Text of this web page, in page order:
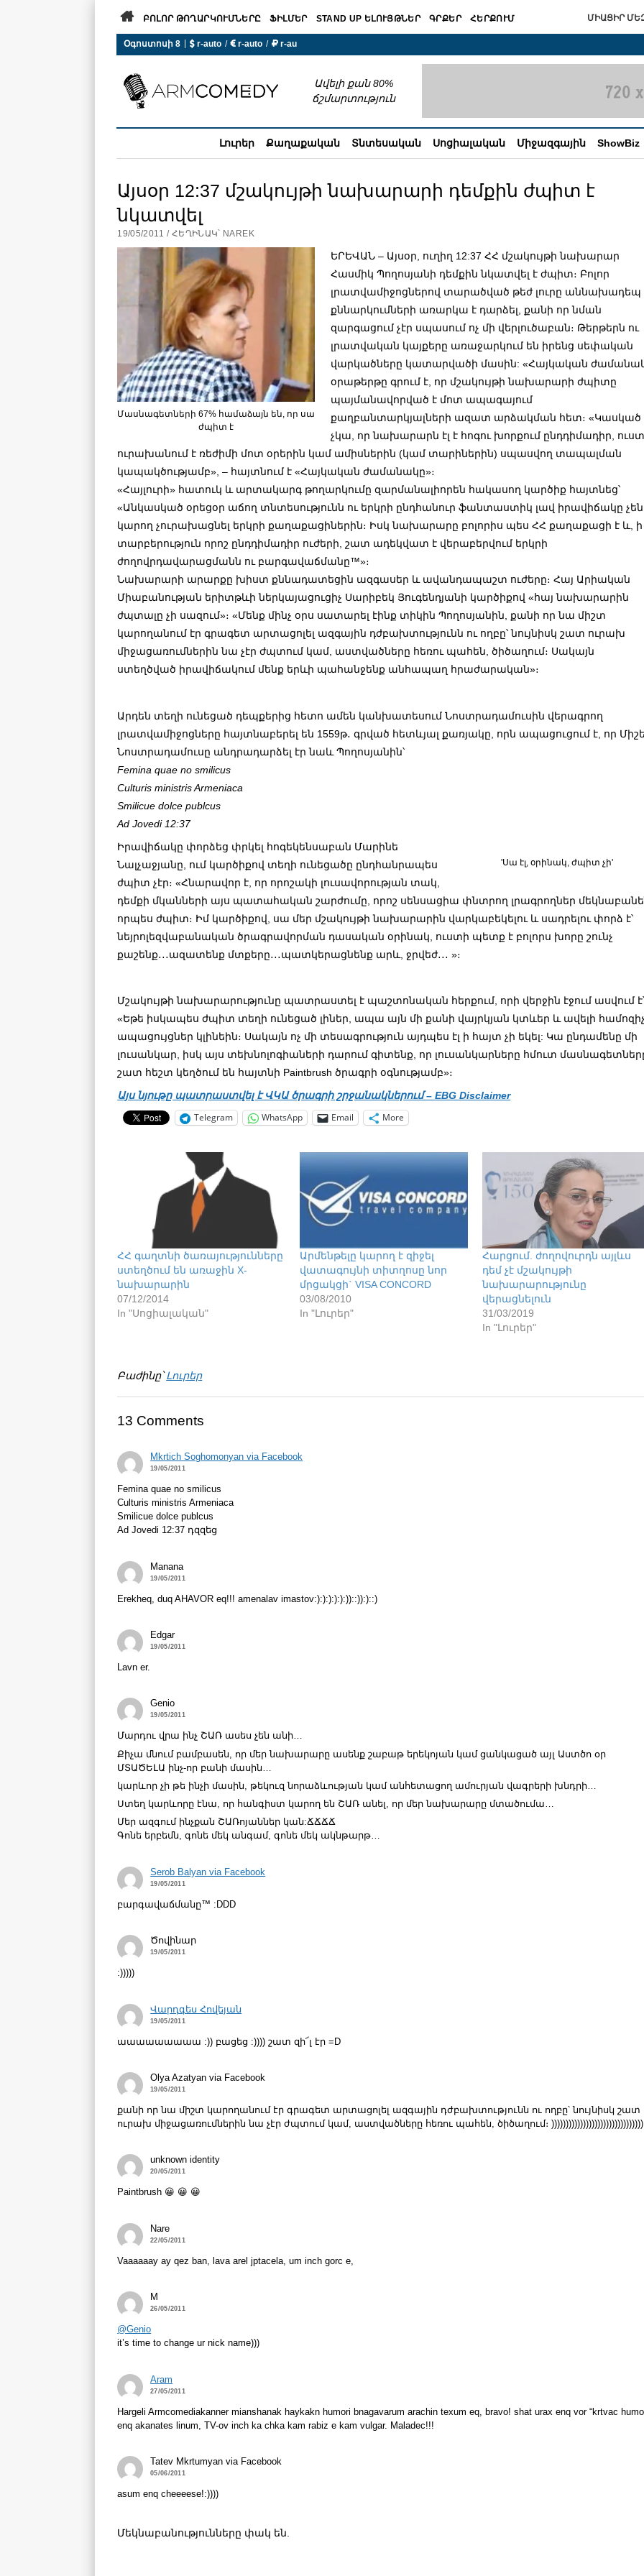
 ԲՈԼՈՐ ԹՈՂԱՐԿՈՒՄՆԵՐԸ ՖԻԼՄԵՐ STAND UP ԵԼՈՒՅԹՆԵՐ ԳՐՔԵՐ ՀԵՐՔՈՒՄ ՄԻԱՑԻՐ
Օգոստոսի 8 |
0°C  Եղանակն այսօր չի աշխատում
Ավելի քան 80%
ճշմարտություն
Լուրեր Քաղաքական Տնտեսական Սոցիալական Միջազգային ShowBiz
Այսօր 12:37 մշակույթի նախարարի դեմքին ժպիտ է
նկատվել
19/05/2011 / ՀԵՂԻՆԱԿ՝ NAREK
Մասնագետների 67% համաձայն են, որ սա
ժպիտ է
ԵՐԵՎԱՆ – Այսօր, ուղիղ 12:37 ՀՀ մշակույթի նախարար
Հասմիկ Պողոսյանի դեմքին նկատվել է ժպիտ։ Բոլոր
լրատվամիջոցներով տարածված թեժ լուրը աննախադեպ
քննարկումների առարկա է դարձել, քանի որ նման
զարգացում չէր սպասում ոչ մի վերլուծաբան։ Թերթերն ու
լրատվական կայքերը առաջարկում են իրենց սեփական
վարկածները կատարվածի մասին: «Հայկական
օրաթերթը գրում է, որ մշակույթի նախարարի ժպիտը
պայմանավորված է մոտ ապագայում
քաղբանտարկյալների ազատ արձակման հետ։ «Կասկած
չկա, որ նախարարն էլ է հոգու խորքում ընդդիմադիր,
ուրախանում է ռեժիմի մոտ օրերին կամ ամիսներին (կամ տարիներին) սպասվող տապալման
կապակծությամբ», – հայտնում է «Հայկական ժամանակը»։
«Հայլուրի» հատուկ և արտակարգ թողարկումը զարմանալիորեն հակասող կարծիք հայտնեց՝
«Անկասկած օրեցօր աճող տնտեսությունն ու երկրի ընդհանուր ֆանտաստիկ լավ իրավիճակը չեն
կարող չուրախացնել երկրի քաղաքացիներին։ Իսկ նախարարը բոլորիս պես ՀՀ քաղաքացի է և, ի
տարբերություն որոշ ընդդիմադիր ուժերի, շատ ադեկվատ է վերաբերվում երկրի
ժողովրդավարացմանն ու բարգավաճմանը™»։
Նախարարի արարքը խիստ քննադատեցին ազգասեր և ավանդապաշտ ուժերը։ Հայ Արիական
Միաբանության երիտթևի ներկայացուցիչ Սարիբեկ Յուգենդյանի կարծիքով «հայ նախարարին
ժպտալը չի սազում»։ «Մենք մինչ օրս սատարել էինք տիկին Պողոսյանին, քանի որ նա միշտ
կարողանում էր գրագետ արտացոլել ազգային դժբախտությունն ու ողբը՝ նույնիսկ շատ ուրախ
միջացառումներին նա չէր ժպտում կամ, աստվածները հեռու պահեն, ծիծաղում։ Սակայն
ստեղծված իրավիճակում մենք երևի պահանջենք անհապաղ հրաժարական»։
Արդեն տեղի ունեցած դեպքերից հետո ամեն կանխատեսում Նոստրադամուսին վերագրող
լրատվամիջոցները հայտնաբերել են 1559թ․ գրված հետևյալ քառյակը, որն ապացուցում է, որ
Նոստրադամուսը անդրադարձել էր նաև Պողոսյանին՝
Femina quae no smilicus
Culturis ministris Armeniaca
Smilicue dolce publcus
Ad Jovedi 12:37
'Սա էլ, օրինակ, ժպիտ չի'
Իրավիճակը փորձեց փրկել հոգեկենսաբան Մարինե
Նալչաջյանը, ում կարծիքով տեղի ունեցածը ընդհանրապես
ժպիտ չէր։ «Հնարավոր է, որ որոշակի լուսավորության տակ,
դեմքի մկանների այս պատահական շարժումը, որոշ սենսացիա փնտրող լրագրողներ
որպես ժպիտ։ Իմ կարծիքով, սա մեր մշակույթի նախարարին վարկաբեկելու և սադրելու փորձ է՝
նեյրոլեզվաբանական ծրագրավորման դասական օրինակ, ուստի պետք է բոլորս խորը շունչ
քաշենք․․․ազատենք մտքերը․․․պատկերացնենք արև, ջրվեժ․․․ »։
Մշակույթի նախարարությունը պատրաստել է պաշտոնական հերքում, որի վերջին էջում ասվում
«Եթե իսկապես ժպիտ տեղի ունեցած լիներ, ապա այն մի քանի վայրկյան կտևեր և ավելի
ապացույցներ կլինեին։ Սակայն ոչ մի տեսագրություն այդպես էլ ի հայտ չի եկել: Կա ընդամենը մի
լուսանկար, իսկ այս տեխնոլոգիաների դարում գիտենք, որ լուսանկարները հմուտ
շատ հեշտ կեղծում են հայտնի Paintbrush ծրագրի օգնությամբ»։
Այս նյութը պատրաստվել է ՎԿԱ ծրագրի շրջանակներում –EBG Disclaimer
Telegram WhatsApp Email More
ՀՀ գաղտնի ծառայությունները
ստեղծում են առաջին X-
նախարարին
07/12/2014
In "Սոցիալական"
Արմենթելը կարող է զիջել
վատագույնի տիտղոսը նոր
մրցակցի` VISA CONCORD
03/08/2010
In "Լուրեր"
Հարցում. ժողովուրդն այլևս
դեմ չէ մշակույթի
նախարարությունը
վերացնելուն
31/03/2019
In "Լուրեր"
Բաժինը՝Լուրեր
13 Comments
Mkrtich Soghomonyan via Facebook
19/05/2011
Femina quae no smilicus
Culturis ministris Armeniaca
Smilicue dolce publcus
Ad Jovedi 12:37 դզզեց
Manana
19/05/2011
Erekheq, duq AHAVOR eq!!! amenalav imastov:):):):):):))::)):)::)
Edgar
19/05/2011
Lavn er.
Genio
19/05/2011
Մարդու վրա ինչ ՇԱՌ ասես չեն անի…
Քիչա մնում բամբասեն, որ մեր նախարարը ասենք շաբաթ երեկոյան կամ ցանկացած այլ Աստծո օր
ՄՏԱԾԵԼԱ ինչ-որ բանի մասին…
կարևոր չի թե ինչի մասին, թեկուզ նորաձևության կամ անհետացող ամուրյան վագրերի խնդրի…
Ստեղ կարևորը էնա, որ հանգիստ կարող են ՇԱՌ անել, որ մեր նախարարը մտածումա…
Մեր ազգում ինչքան ՇԱՌոյաններ կան:ՃՃՃՃ
Գոնե երբեմն, գոնե մեկ անգամ, գոնե մեկ ակնթարթ…
Serob Balyan via Facebook
19/05/2011
բարգավաճմանը™ :DDD
Ծովինար
19/05/2011
:)))))
Վարդգես Հովեյան
19/05/2011
աաաաաաաաա :)) բացեց :)))) շատ զի՜լ էր =D
Olya Azatyan via Facebook
19/05/2011
քանի որ նա միշտ կարողանում էր գրագետ արտացոլել ազգային դժբախտությունն ու ողբը՝ նույնիսկ շատ
ուրախ միջացառումներին նա չէր ժպտում կամ, աստվածները հեռու պահեն, ծիծաղում։ ))))))))))))))))))))))))))))))))
unknown identity
20/05/2011
Paintbrush 😀 😀 😀
Nare
22/05/2011
Vaaaaaay ay qez ban, lava arel jptacela, um inch gorc e,
M
26/05/2011
@Genio
it’s time to change ur nick name)))
Aram
27/05/2011
Hargeli Armcomediakanner mianshanak haykakn humori bnagavarum arachin texum eq, bravo! shat urax enq vor “krtvac
enq akanates linum, TV-ov inch ka chka kam rabiz e kam vulgar. Maladec!!!
Tatev Mkrtumyan via Facebook
05/06/2011
asum enq cheeeese!:))))
Մեկնաբանությունները փակ են.